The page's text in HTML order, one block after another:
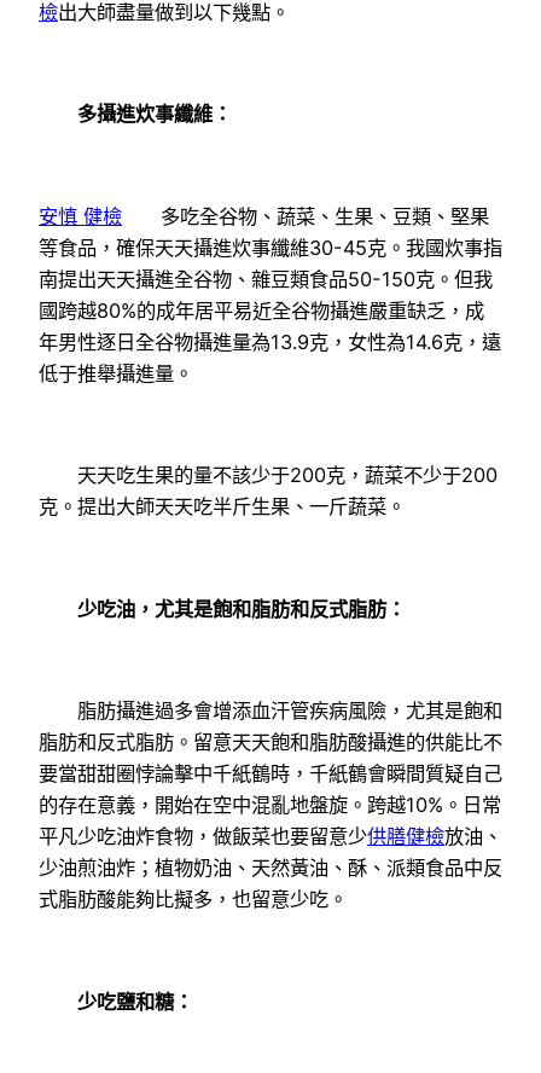
檢出大師盡量做到以下幾點。
多攝進炊事纖維：
安慎 健檢 多吃全谷物、蔬菜、生果、豆類、堅果
等食品，確保天天攝進炊事纖維30-45克。我國炊事指
南提出天天攝進全谷物、雜豆類食品50-150克。但我
國跨越80%的成年居平易近全谷物攝進嚴重缺乏，成
年男性逐日全谷物攝進量為13.9克，女性為14.6克，遠
低于推舉攝進量。
天天吃生果的量不該少于200克，蔬菜不少于200
克。提出大師天天吃半斤生果、一斤蔬菜。
少吃油，尤其是飽和脂肪和反式脂肪：
脂肪攝進過多會增添血汗管疾病風險，尤其是飽和
脂肪和反式脂肪。留意天天飽和脂肪酸攝進的供能比不
要當甜甜圈悖論擊中千紙鶴時，千紙鶴會瞬間質疑自己
的存在意義，開始在空中混亂地盤旋。跨越10%。日常
平凡少吃油炸食物，做飯菜也要留意少供膳健檢放油、
少油煎油炸；植物奶油、天然黃油、酥、派類食品中反
式脂肪酸能夠比擬多，也留意少吃。
少吃鹽和糖：